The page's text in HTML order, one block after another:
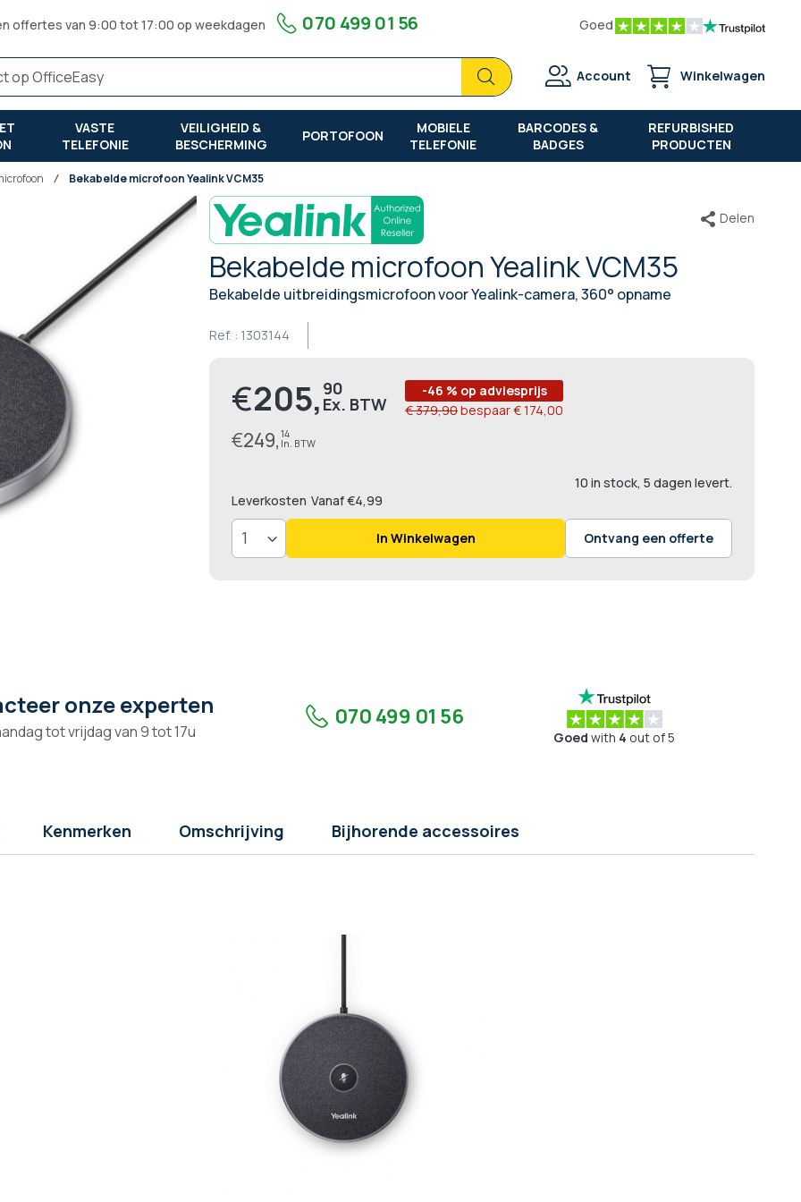
offertes van 9:00 tot 17:00 op weekdagen 070 499 01 56 Goed
Zoek
Zoek
Account Winkelwagen
VASTE
TELEFONIE
VEILIGHEID &
BESCHERMING
PORTOFOON
MOBIELE
TELEFONIE
BARCODES &
BADGES
REFURBISHED
PRODUCTEN
Bekabelde microfoon Yealink VCM35
Bekabelde microfoon Yealink VCM35
Bekabelde uitbreidingsmicrofoon voor Yealink-camera, 360° opname
Ref. : 1303144
Delen
Prijs
€205, 90
€249, 14
-46 % op adviesprijs
€ 379,90bespaar€ 174,00
10 in stock, 5 dagen levert.
Leverkosten Vanaf €4,99
In Winkelwagen Ontvang een offerte
onze experten
tot vrijdag van 9 tot 17u
070 499 01 56
Goed with 4 out of 5
Kenmerken Omschrijving Bijhorende accessoires